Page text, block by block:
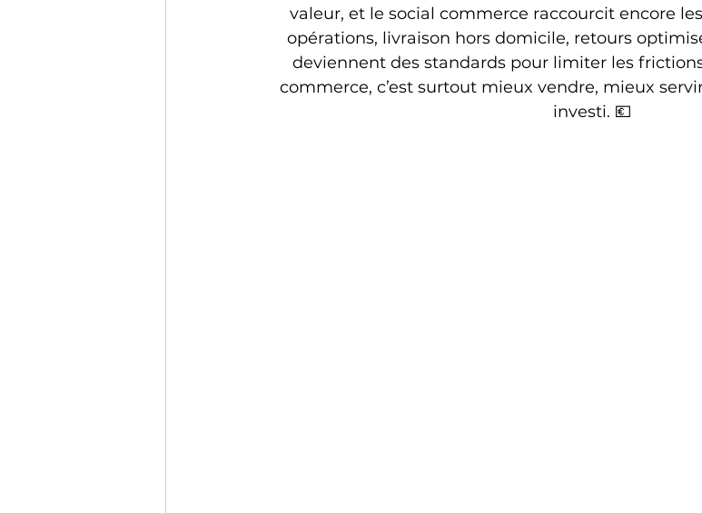
valeur, et le social commerce raccourcit encore
opérations, livraison hors domicile, retours
deviennent des standards pour limiter les
commerce, c’est surtout mieux vendre, mieux
investi. 💶